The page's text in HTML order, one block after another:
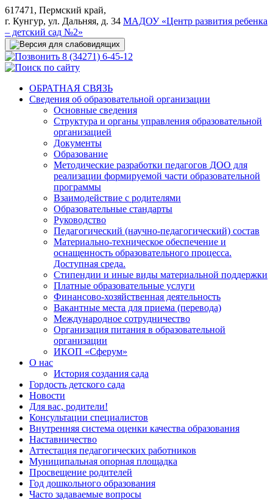
617471, Пермский край,
г. Кунгур, ул. Дальняя, д. 34 МАДОУ «Центр развития ребенка
– детский сад №2»
8 (34271) 6-45-12
ОБРАТНАЯ СВЯЗЬ
Сведения об образовательной организации
Основные сведения
Структура и органы управления образовательной
организацией
Документы
Образование
Методические разработки педагогов ДОО для
реализации формируемой части образовательной
программы
Взаимодействие с родителями
Образовательные стандарты
Руководство
Педагогический (научно-педагогический) состав
Материально-техническое обеспечение и
оснащенность образовательного процесса.
Доступная среда.
Стипендии и иные виды материальной поддержки
Платные образовательные услуги
Финансово-хозяйственная деятельность
Вакантные места для приема (перевода)
Международное сотрудничество
Организация питания в образовательной
организации
ИКОП «Сферум»
О нас
История создания сада
Гордость детского сада
Новости
Для вас, родители!
Консультации специалистов
Внутренняя система оценки качества образования
Наставничество
Аттестация педагогических работников
Муниципальная опорная площадка
Просвещение родителей
Год дошкольного образования
Часто задаваемые вопросы